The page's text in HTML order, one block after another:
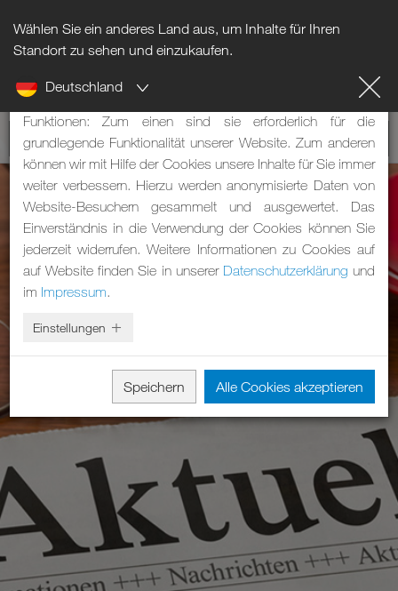
Wählen Sie ein anderes Land aus, um Inhalte für Ihren
Standort zu sehen und einzukaufen.
Deutschland
Hinweis zu Cookies
Unsere Webseite verwendet Cookies. Diese haben zwei
Funktionen: Zum einen sind sie erforderlich für die
grundlegende Funktionalität unserer Website. Zum anderen
können wir mit Hilfe der Cookies unsere Inhalte für Sie immer
weiter verbessern. Hierzu werden anonymisierte Daten von
Website-Besuchern gesammelt und ausgewertet. Das
Einverständnis in die Verwendung der Cookies können Sie
jederzeit widerrufen. Weitere Informationen zu Cookies auf
auf Website finden Sie in unserer Datenschutzerklärung und
im Impressum.
Einstellungen
Speichern Alle Cookies akzeptieren